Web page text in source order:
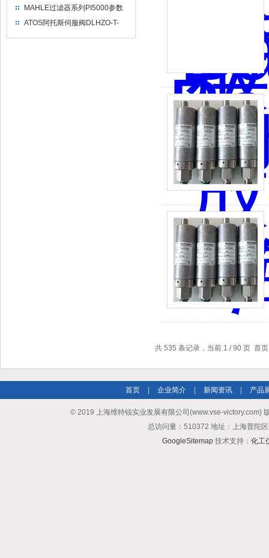
则
MAHLE过滤器系列PI5000参数
指标
ATOS阿托斯伺服阀DLHZO-T-
共 535 条记录，当前 1 / 90 页 首
首页 企业简介 新闻资讯 产品
© 2019 上海维特锐实业发展有限公司(www.vse-victory.com)
总访问量：510372 地址：上海普陀
GoogleSitemap 技术支持： 化工